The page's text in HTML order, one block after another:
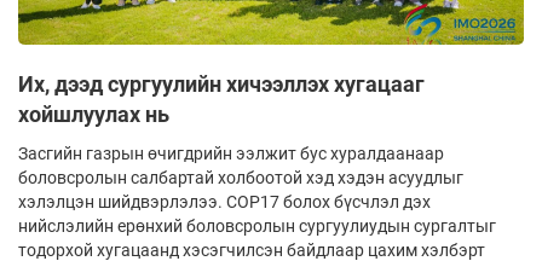
Их, дээд сургуулийн хичээллэх хугацааг
хойшлуулах нь
Засгийн газрын өчигдрийн ээлжит бус хуралдаанаар
боловсролын салбартай холбоотой хэд хэдэн асуудлыг
хэлэлцэн шийдвэрлэлээ. COP17 болох бүсчлэл дэх
нийслэлийн ерөнхий боловсролын сургуулиудын сургалтыг
тодорхой хугацаанд хэсэгчилсэн байдлаар цахим хэлбэрт